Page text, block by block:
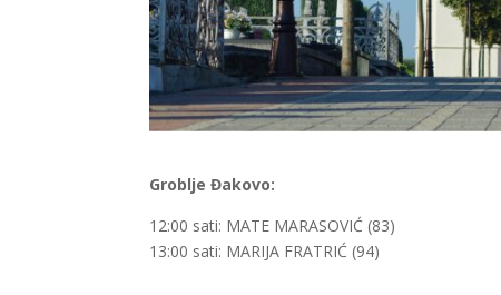
Groblje Đakovo:
12:00 sati: MATE MARASOVIĆ (83)
13:00 sati: MARIJA FRATRIĆ (94)